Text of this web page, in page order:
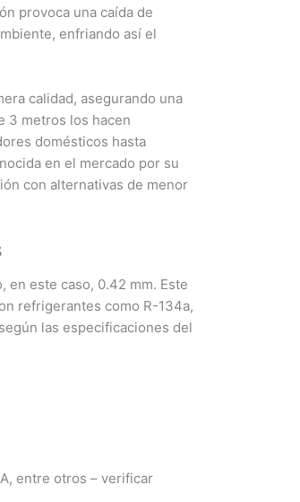
provoca una caída de
enfriando así el
calidad, asegurando una
3 metros los hacen
domésticos hasta
en el mercado por su
con alternativas de menor
este caso, 0.42 mm. Este
refrigerantes como R-134a,
las especificaciones del
entre otros – verificar